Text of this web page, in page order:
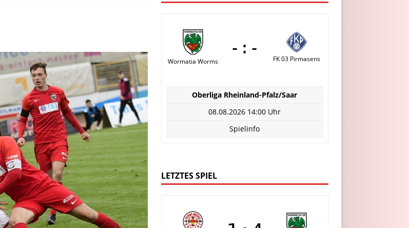
Wormatia Worms
-:-
FK 03 Pirmasens
Oberliga Rheinland-Pfalz/Saar
08.08.2026 14:00 Uhr
Spielinfo
LETZTES SPIEL